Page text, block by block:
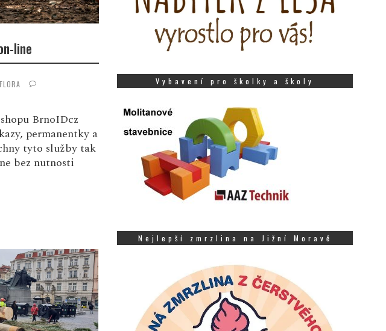
line
BrnoIDcz
permanentky a
tyto služby tak
bez nutnosti
Vybavení pro školky a školy
Nejlepší zmrzlina na Jižní Moravě